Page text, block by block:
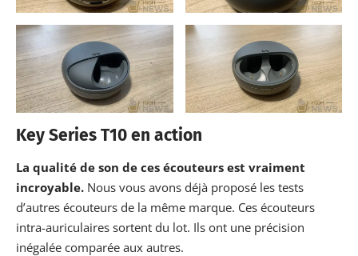
Key Series T10 en action
La qualité de son de ces écouteurs est vraiment
incroyable. Nous vous avons déjà proposé les tests
d’autres écouteurs de la même marque. Ces écouteurs
intra-auriculaires sortent du lot. Ils ont une précision
inégalée comparée aux autres.